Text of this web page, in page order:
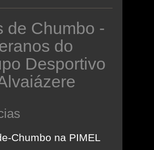
de Chumbo -
do
Desportivo
Chumbo na PIMEL